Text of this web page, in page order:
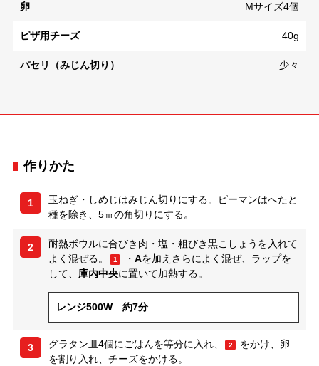
卵 Mサイズ4個
ピザ用チーズ 40g
パセリ（みじん切り） 少々
作りかた
1
玉ねぎ・しめじはみじん切りにする。ピーマンはへたと
種を除き、5㎜の角切りにする。
2
耐熱ボウルに合びき肉・塩・粗びき黒こしょうを入れて
よく混ぜる。
1 ・ Aを加えさらによく混ぜ、ラップを
して、 庫内中央に置いて加熱する。
レンジ500W 約7分
3 グラタン皿4個にごはんを等分に入れ、 2
をかけ、卵
を割り入れ、チーズをかける。